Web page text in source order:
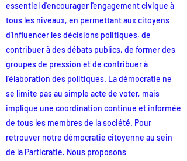
essentiel d'encourager l'engagement civique à
tous les niveaux, en permettant aux citoyens
d'influencer les décisions politiques, de
contribuer à des débats publics, de former des
groupes de pression et de contribuer à
l'élaboration des politiques. La démocratie ne
se limite pas au simple acte de voter, mais
implique une coordination continue et informée
de tous les membres de la société. Pour
retrouver notre démocratie citoyenne au sein
de la Particratie. Nous proposons